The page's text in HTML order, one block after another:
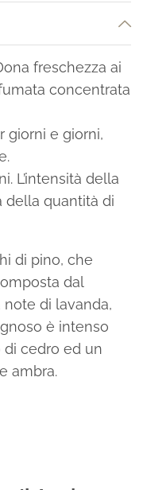
freschezza ai
concentrata
giorni e giorni,
L’intensità della
della quantità di
di pino, che
dal
di lavanda,
è intenso
di cedro ed un
ambra.